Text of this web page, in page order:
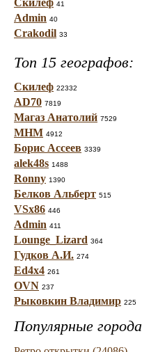
Скилеф 41
Admin 40
Crakodil 33
Топ 15 географов:
Скилеф 22332
AD70 7819
Магаз Анатолий 7529
МНМ 4912
Борис Ассеев 3339
alek48s 1488
Ronny 1390
Белков Альберт 515
VSx86 446
Admin 411
Lounge_Lizard 364
Гудков А.И. 274
Ed4x4 261
OVN 237
Рыковкин Владимир 225
Популярные города